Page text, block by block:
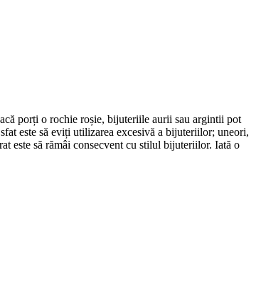
porți o rochie roșie, bijuteriile aurii sau argintii pot
este să eviți utilizarea excesivă a bijuteriilor; uneori,
este să rămâi consecvent cu stilul bijuteriilor. Iată o